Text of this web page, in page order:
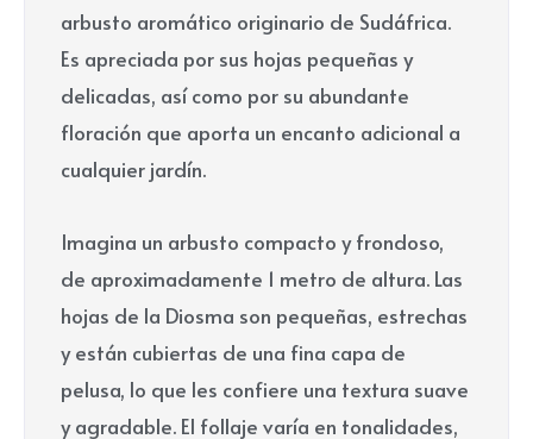
arbusto aromático originario de Sudáfrica.
Es apreciada por sus hojas pequeñas y
delicadas, así como por su abundante
floración que aporta un encanto adicional a
cualquier jardín.
Imagina un arbusto compacto y frondoso,
de aproximadamente 1 metro de altura. Las
hojas de la Diosma son pequeñas, estrechas
y están cubiertas de una fina capa de
pelusa, lo que les confiere una textura suave
y agradable. El follaje varía en tonalidades,